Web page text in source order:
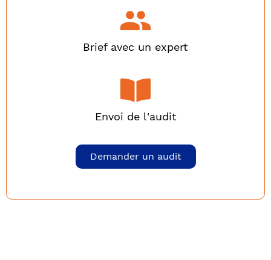
Brief avec un expert
Envoi de l'audit
Demander un audit